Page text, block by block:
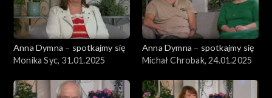
Anna Dymna – spotkajmy się
Monika Syc, 31.01.2025
Anna Dymna – spotkajmy się
Michał Chrobak, 24.01.2025